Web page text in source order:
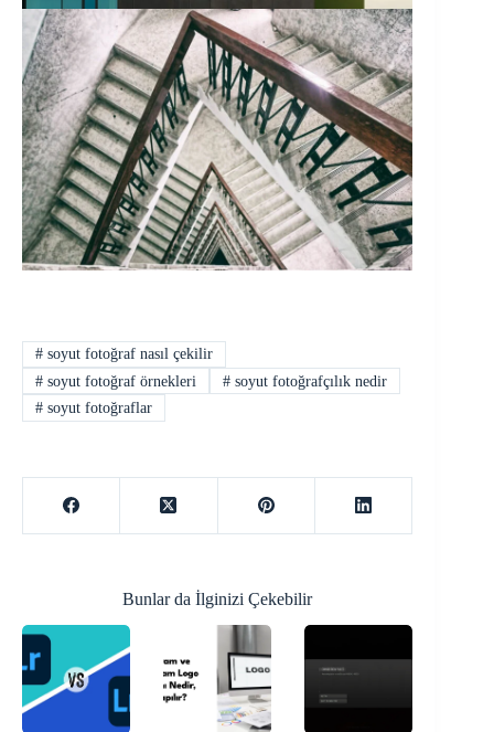
#soyut fotoğraf nasıl çekilir
#soyut fotoğraf örnekleri #soyut fotoğrafçılık nedir
#soyut fotoğraflar
Bunlar da İlginizi Çekebilir